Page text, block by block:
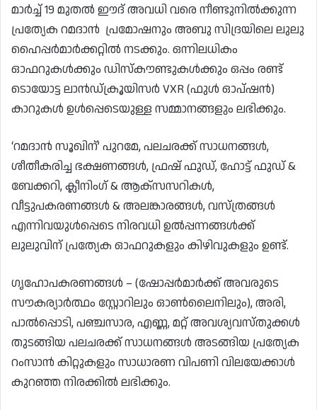
മാർച്ച് 19 മുതൽ ഈദ് അവധി വരെ നീണ്ടുനിൽക്കുന്ന
പ്രത്യേക റമദാൻ പ്രമോഷനും അബു സിദ്രയിലെ ലുലു
ഹൈപ്പർമാർക്കറ്റിൽ നടക്കും. ഒന്നിലധികം
ഓഫറുകൾക്കും ഡിസ്‌കൗണ്ടുകൾക്കും ഒപ്പം രണ്ട്
ടൊയോട്ട ലാൻഡ്‌ക്രൂയിസർ VXR (ഫുൾ ഓപ്ഷൻ)
കാറുകൾ ഉൾപ്പെടെയുള്ള സമ്മാനങ്ങളും ലഭിക്കും.
‘റമദാൻ സൂഖിന്’ പുറമേ, പലചരക്ക് സാധനങ്ങൾ,
ശീതീകരിച്ച ഭക്ഷണങ്ങൾ, ഫ്രഷ് ഫുഡ്, ഹോട്ട് ഫുഡ് &
ബേക്കറി, ക്ലീനിംഗ് & ആക്സസറികൾ,
വീട്ടുപകരണങ്ങൾ & അലങ്കാരങ്ങൾ, വസ്ത്രങ്ങൾ
എന്നിവയുൾപ്പെടെ നിരവധി ഉൽപ്പന്നങ്ങൾക്ക്
ലുലുവിന് പ്രത്യേക ഓഫറുകളും കിഴിവുകളും ഉണ്ട്.
ഗൃഹോപകരണങ്ങൾ – (ഷോപ്പർമാർക്ക് അവരുടെ
സൗകര്യാർത്ഥം സ്റ്റോറിലും ഓൺലൈനിലും), അരി,
പാൽപ്പൊടി, പഞ്ചസാര, എണ്ണ, മറ്റ് അവശ്യവസ്തുക്കൾ
തുടങ്ങിയ പലചരക്ക് സാധനങ്ങൾ അടങ്ങിയ പ്രത്യേക
റംസാൻ കിറ്റുകളും സാധാരണ വിപണി വിലയേക്കാൾ
കുറഞ്ഞ നിരക്കിൽ ലഭിക്കും.